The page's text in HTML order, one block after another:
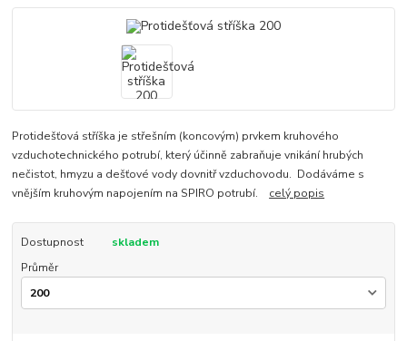
Protidešťová stříška je střešním (koncovým) prvkem kruhového
vzduchotechnického potrubí, který účinně zabraňuje vnikání hrubých
nečistot, hmyzu a dešťové vody dovnitř vzduchovodu. Dodáváme s
vnějším kruhovým napojením na SPIRO potrubí. celý popis
Dostupnost
skladem
Průměr